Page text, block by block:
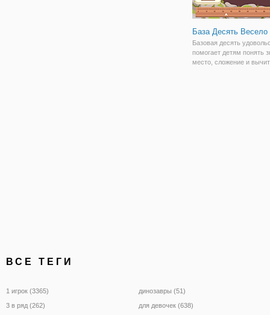
База Десять Весело
Базовая десять
помогает детям понять
место, сложение и
ВСЕ ТЕГИ
1 игрок (3365)
3 в ряд (262)
динозавры (51)
для девочек (638)